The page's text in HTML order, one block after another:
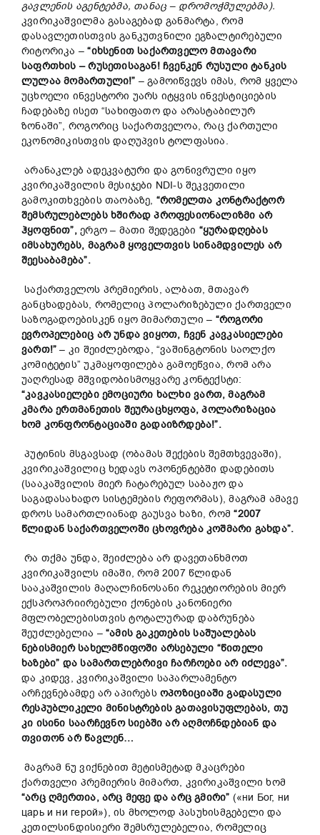
გავლენის აგენტებმა, თანაც – დრომოჭმულებმა).
კვირიკაშვილმა გასაგებად განმარტა, რომ
დასავლეთისთვის განკუთვნილი ეგზალტირებული
რიტორიკა –“იხსენით საქართველო მთავარი
საფრთხის – რუსეთისაგან! ჩვენკენ რუსული ტანკის
ლულაა მომართული!” – გამოიწვევს იმას, რომ ყველა
უცხოელი ინვესტორი უარს იტყვის ინვესტიციების
ჩადებაზე ისეთ “სახიფათო და არასტაბილურ
ზონაში”, როგორიც საქართველოა, რაც ქართული
ეკონომიკისთვის დაღუპვის ტოლფასია.
არანაკლებ ადეკვატური და გონივრული იყო
კვირიკაშვილის მესიჯები NDI-ს შეკვეთილი
გამოკითხვების თაობაზე, “რომელთა კონტრაქტორ
შემსრულებლებს ხშირად პროფესიონალიზმი არ
ჰყოფნით”,ერგო – მათი შედეგები “ყურადღებას
იმსახურებს, მაგრამ ყოველთვის სინამდვილეს არ
შეესაბამება”.
საქართველოს პრემიერის, ალბათ, მთავარ
განცხადებას, რომელიც პოლარიზებული ქართველი
საზოგადოებისკენ იყო მიმართული – “როგორი
ევროპელებიც არ უნდა ვიყოთ, ჩვენ კავკასიელები
ვართ!” – კი შეიძლებოდა, “ვაშინგტონის საოლქო
კომიტეტის” უკმაყოფილება გამოეწვია, რომ არა
უაღრესად მშვიდობისმოყვარე კონტექსტი:
“კავკასიელები ემოციური ხალხივართ, მაგრამ
კმარა ერთმანეთის შეურაცხყოფა, პოლარიზაცია
ხომ კონფრონტაციაში გადაიზრდება!”.
პუტინის მსგავსად (ობამას შექების შემთხვევაში),
კვირიკაშვილიც ხედავს ოპონენტებში დადებითს
(სააკაშვილის მიერ ჩატარებულ საბაჟო და
საგადასახადო სისტემების რეფორმას), მაგრამ ამავე
დროს სამართლიანად გაუსვა ხაზი, რომ“2007
წლიდან საქართველოში ცხოვრება კოშმარი გახდა”.
რა თქმა უნდა, შეიძლება არ დავეთანხმოთ
კვირიკაშვილს იმაში, რომ 2007 წლიდან
სააკაშვილის მაღალჩინოსანი რეკეტიორების მიერ
ექსპროპრიირებული ქონების კანონიერი
მფლობელებისთვის ტოტალურად დაბრუნება
შეუძლებელია – “ამის გაკეთების საშუალებას
ნებისმიერ სახელმწიფოში არსებული “წითელი
ხაზები” და სამართლებრივი ჩარჩოები არ იძლევა”.
და კიდევ, კვირიკაშვილი საპარლამენტო
არჩევნებამდე არ აპირებსოპოზიციაში გადასული
რესპუბლიკელი მინისტრების გათავისუფლებას, თუ
კი ისინი საარჩევნო სიებში არ აღმოჩნდებიან და
თვითონ არ წავლენ…
მაგრამ ნუ ვიქნებით მეტისმეტად მკაცრები
ქართველი პრემიერის მიმართ, კვირიკაშვილი ხომ
“არც ღმერთია, არც მეფე და არც გმირი” («ни Бог, ни
царь и ни герой»), ის მხოლოდ პასუხისმგებელი და
კეთილსინდისიერი შემსრულებელია, რომელიც